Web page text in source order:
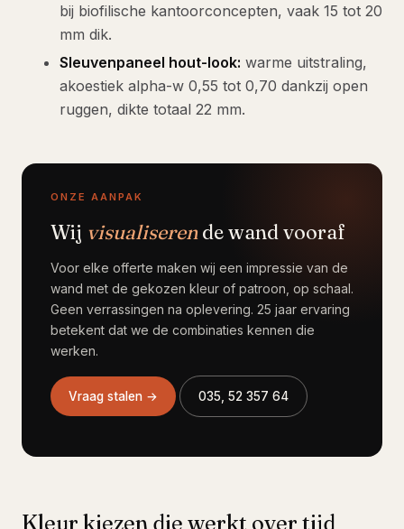
bij biofilische kantoorconcepten, vaak 15 tot 20
mm dik.
Sleuvenpaneel hout-look: warme uitstraling,
akoestiek alpha-w 0,55 tot 0,70 dankzij open
ruggen, dikte totaal 22 mm.
ONZE AANPAK
Wij visualiserende wand vooraf
Voor elke offerte maken wij een impressie van de
wand met de gekozen kleur of patroon, op schaal.
Geen verrassingen na oplevering. 25 jaar ervaring
betekent dat we de combinaties kennen die
werken.
Vraag stalen → 035, 52 357 64
Kleur kiezen die werkt over tijd